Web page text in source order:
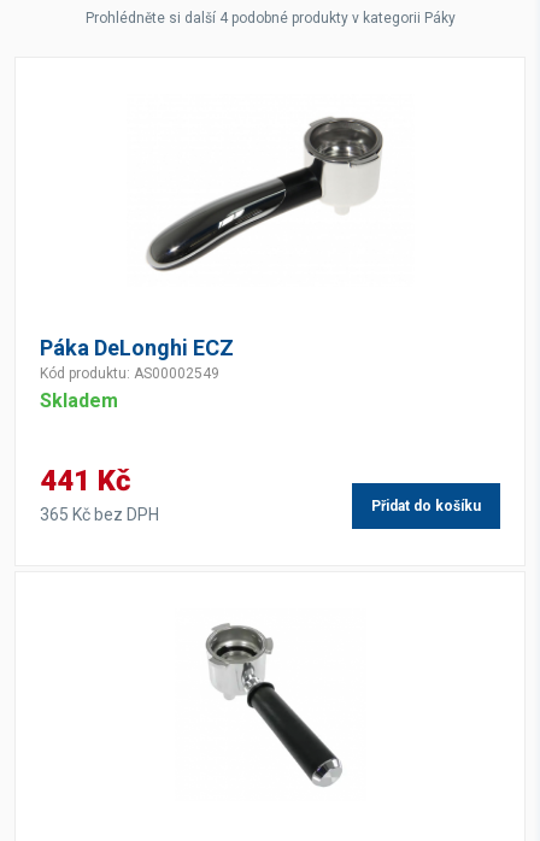
Prohlédněte si další 4 podobné produkty v kategorii Páky
Páka DeLonghi ECZ
Kód produktu: AS00002549
Skladem
441 Kč
365 Kč bez DPH Přidat do košíku